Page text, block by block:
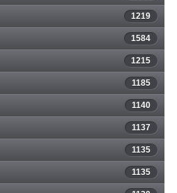
1219
1584
1215
1185
1140
1137
1135
1135